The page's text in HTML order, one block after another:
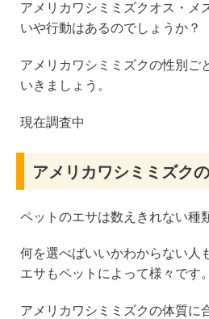
アメリカワシミミズクオス・メ
いや行動はあるのでしょうか？
アメリカワシミミズクの性別ご
いきましょう。
現在調査中
アメリカワシミミズク
ペットのエサは数えきれない種
何を選べばいいかわからない人
エサもペットによって様々です。
アメリカワシミミズクの体質に